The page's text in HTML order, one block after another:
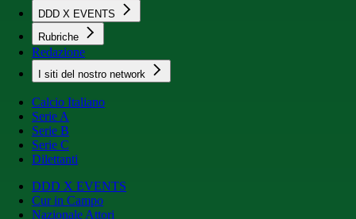
DDD X EVENTS
Rubriche
Redazione
I siti del nostro network
Calcio Italiano
Serie A
Serie B
Serie C
Dilettanti
DDD X EVENTS
Cur in Campo
Nazionale Attori